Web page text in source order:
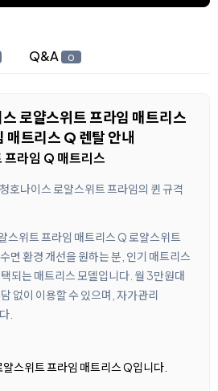
Q&A 0
로얄스위트 프라임 매트리스
매트리스 Q 렌탈 안내
프라임 Q 매트리스
호나이스 로얄스위트 프라임의 퀸 규격
스위트 프라임 매트리스 Q 로얄스위트
면 환경 개선을 원하는 분, 인기 매트리스
되는 매트리스 모델입니다. 월 3만원대
없이 이용할 수 있으며, 자가관리
.
스위트 프라임 매트리스 Q입니다.